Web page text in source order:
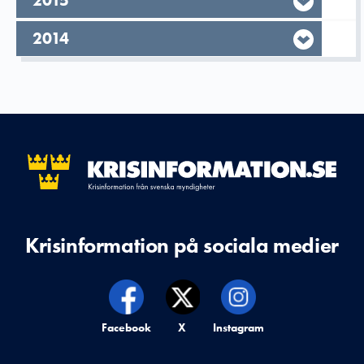
År,
2014
Krisinformation på sociala medier
Krisinformation på,
Facebook Krisinformation på,
X Krisinformation på,
Instagram